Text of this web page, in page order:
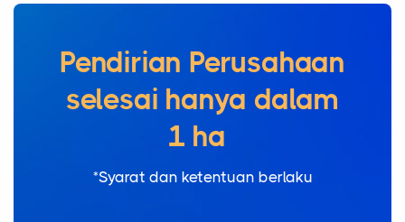
Pendirian Perusahaan
selesai hanya da
*Syarat dan ketentuan berlaku